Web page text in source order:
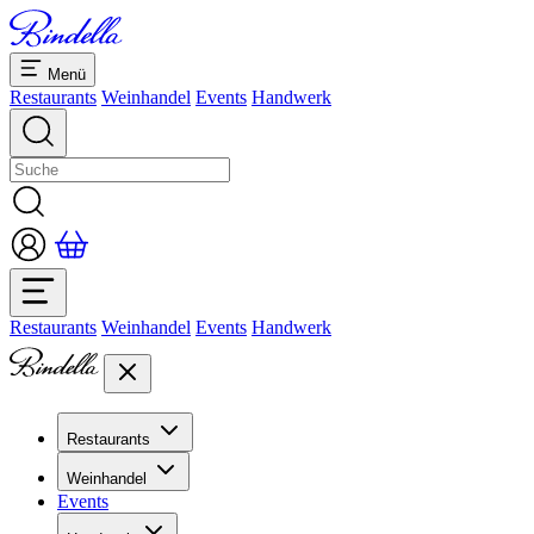
Menü
Restaurants Weinhandel Events Handwerk
Restaurants Weinhandel Events Handwerk
Restaurants
Übersicht Restaurants
Bankette & Events
Dolcezze
Weinhandel
Übersicht
Events